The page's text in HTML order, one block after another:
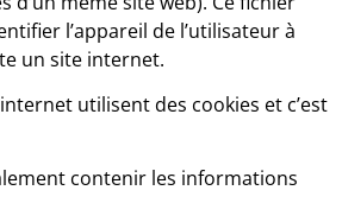
l’appareil de l’utilisateur à
un site internet.
utilisent des cookies et c’est
contenir les informations